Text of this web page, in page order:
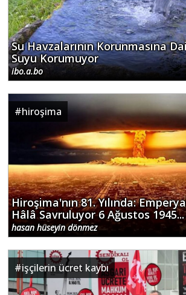
Su Havzalarının Korunmasına
Suyu Korumuyor
ibo.a.bo
#hiroşima
Hiroşima'nın 81. Yılında:
Hâlâ Savruluyor 6 Ağustos 1945...
hasan hüseyin dönmez
#işçilerin ücret kaybı